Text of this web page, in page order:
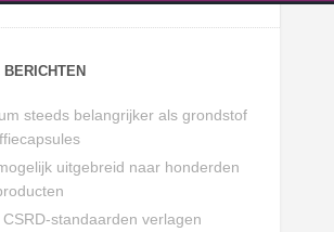
BERICHTEN
steeds belangrijker als grondstof
uitgebreid naar honderden
CSRD-standaarden verlagen